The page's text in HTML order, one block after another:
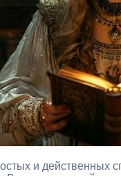
и действенных